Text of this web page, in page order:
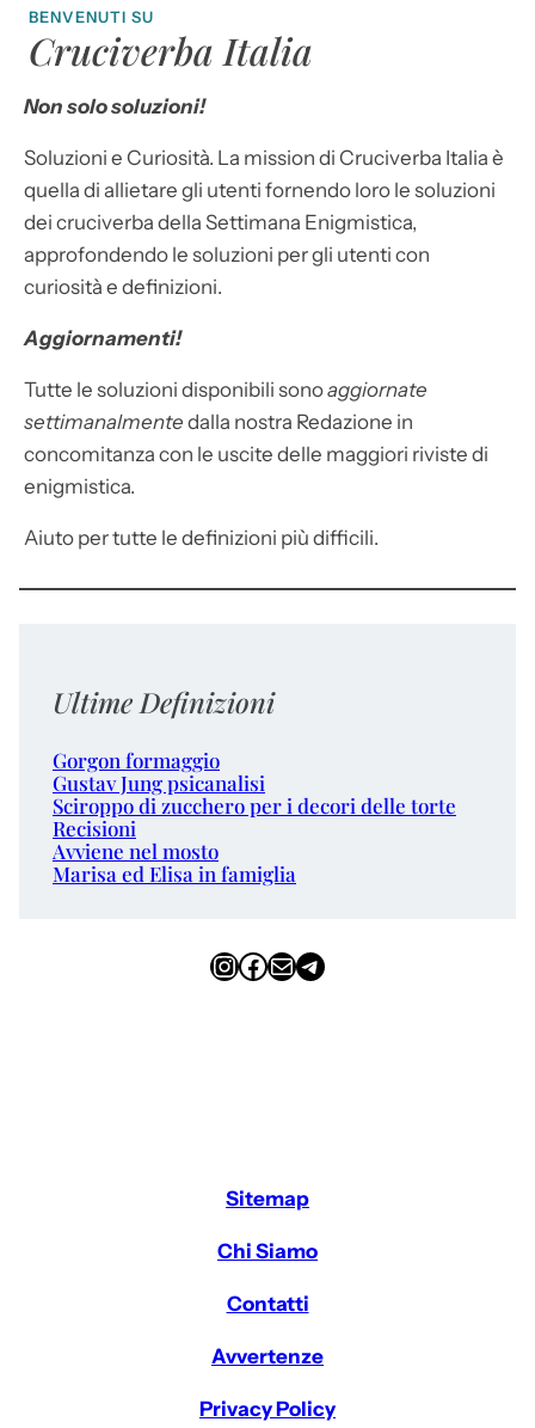
BENVENUTI SU
Cruciverba Italia
Non solo soluzioni!
Soluzioni e Curiosità. La mission di Cruciverba Italia è
quella di allietare gli utenti fornendo loro le soluzioni
dei cruciverba della Settimana Enigmistica,
approfondendo le soluzioni per gli utenti con
curiosità e definizioni.
Aggiornamenti!
Tutte le soluzioni disponibili sonoaggiornate
settimanalmente dalla nostra Redazione in
concomitanza con le uscite delle maggiori riviste di
enigmistica.
Aiuto per tutte le definizioni più difficili.
Ultime Definizioni
Gorgon formaggio
Gustav Jung psicanalisi
Sciroppo di zucchero per i decori delle torte
Recisioni
Avviene nel mosto
Marisa ed Elisa in famiglia
InstagramFacebook Email Telegram
Sitemap
Chi Siamo
Contatti
Avvertenze
Privacy Policy